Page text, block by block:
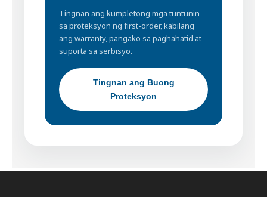
Tingnan ang kumpletong mga tuntunin
sa proteksyon ng first-order, kabilang
ang warranty, pangako sa paghahatid at
suporta sa serbisyo.
Tingnan ang Buong
Proteksyon